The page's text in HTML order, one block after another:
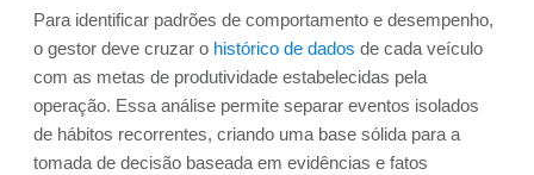
Para identificar padrões de comportamento e desempenho,
o gestor deve cruzar o histórico de dados de cada veículo
com as metas de produtividade estabelecidas pela
operação. Essa análise permite separar eventos isolados
de hábitos recorrentes, criando uma base sólida para a
tomada de decisão baseada em evidências e fatos